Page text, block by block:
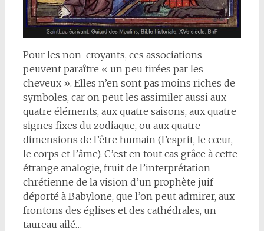
Pour les non-croyants, ces associations
peuvent paraître « un peu tirées par les
cheveux ». Elles n’en sont pas moins riches de
symboles, car on peut les assimiler aussi aux
quatre éléments, aux quatre saisons, aux quatre
signes fixes du zodiaque, ou aux quatre
dimensions de l’être humain (l’esprit, le cœur,
le corps et l’âme). C’est en tout cas grâce à cette
étrange analogie, fruit de l’interprétation
chrétienne de la vision d’un prophète juif
déporté à Babylone, que l’on peut admirer, aux
frontons des églises et des cathédrales, un
taureau ailé…